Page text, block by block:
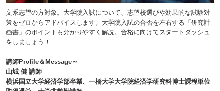
文系志望の方対象。大学院入試について、志望校選びや効果的な試験対
策をゼロからアドバイスします。大学院入試の合否を左右する「研究計
画書」のポイントも分かりやすく解説。合格に向けてスタートダッシュ
をしましょう！
講師Profile＆Message～
山城 健 講師
横浜国立大学経済学部卒業、一橋大学大学院経済学研究科博士課程単位